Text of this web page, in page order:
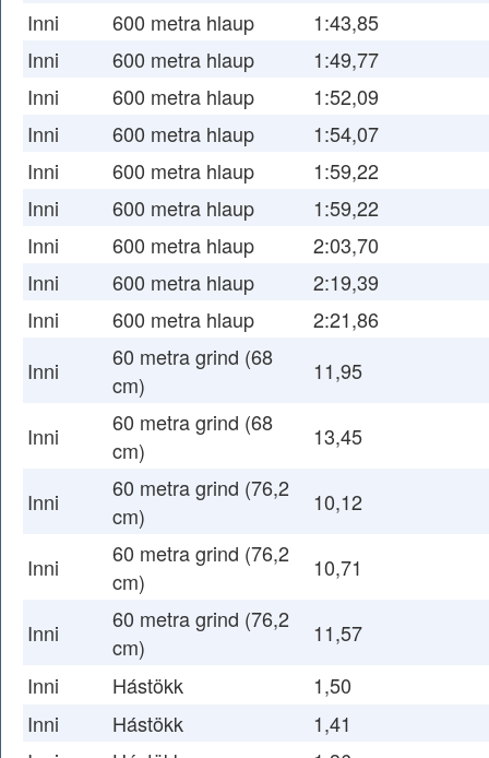
Inni
600 metra hlaup
1:43,85
Inni
600 metra hlaup
1:49,77
Inni
600 metra hlaup
1:52,09
Inni
600 metra hlaup
1:54,07
Inni
600 metra hlaup
1:59,22
Inni
600 metra hlaup
1:59,22
Inni
600 metra hlaup
2:03,70
Inni
600 metra hlaup
2:19,39
Inni
600 metra hlaup
2:21,86
Inni
60 metra grind (68
cm)
11,95
Inni
60 metra grind (68
cm)
13,45
Inni
60 metra grind (76,2
cm)
10,12
Inni
60 metra grind (76,2
cm)
10,71
Inni
60 metra grind (76,2
cm)
11,57
Inni
Hástökk
1,50
Inni
Hástökk
1,41